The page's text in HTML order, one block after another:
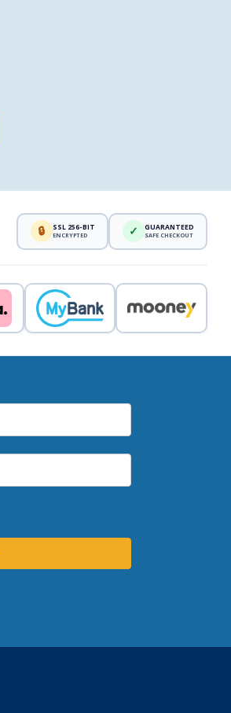
🔒 SSL 256-BIT
ENCRYPTED ✓ GUARANTEED
SAFE CHECKOUT